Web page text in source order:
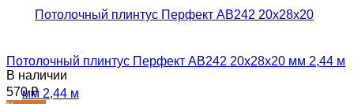
Потолочный плинтус Перфект AB242 20х28х20 мм 2,44 м
В наличии
570₽